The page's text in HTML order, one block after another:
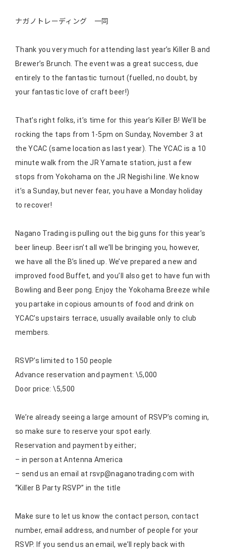
ナガノトレーディング 一同
Thank you very much for attending last year’s Killer B and
Brewer’s Brunch. The event was a great success, due
entirely to the fantastic turnout (fuelled, no doubt, by
your fantastic love of craft beer!)
That’s right folks, it’s time for this year’s Killer B! We’ll be
rocking the taps from 1-5pm on Sunday, November 3 at
the YCAC (same location as last year). The YCAC is a 10
minute walk from the JR Yamate station, just a few
stops from Yokohama on the JR Negishi line. We know
it’s a Sunday, but never fear, you have a Monday holiday
to recover!
Nagano Trading is pulling out the big guns for this year’s
beer lineup. Beer isn’t all we’ll be bringing you, however,
we have all the B’s lined up. We’ve prepared a new and
improved food Buffet, and you’ll also get to have fun with
Bowling and Beer pong. Enjoy the Yokohama Breeze while
you partake in copious amounts of food and drink on
YCAC’s upstairs terrace, usually available only to club
members.
RSVP’s limited to 150 people
Advance reservation and payment: \5,000
Door price: \5,500
We’re already seeing a large amount of RSVP’s coming in,
so make sure to reserve your spot early.
Reservation and payment by either;
– in person at Antenna America
– send us an email at rsvp@naganotrading.com with
“Killer B Party RSVP” in the title
Make sure to let us know the contact person, contact
number, email address, and number of people for your
RSVP. If you send us an email, we’ll reply back with